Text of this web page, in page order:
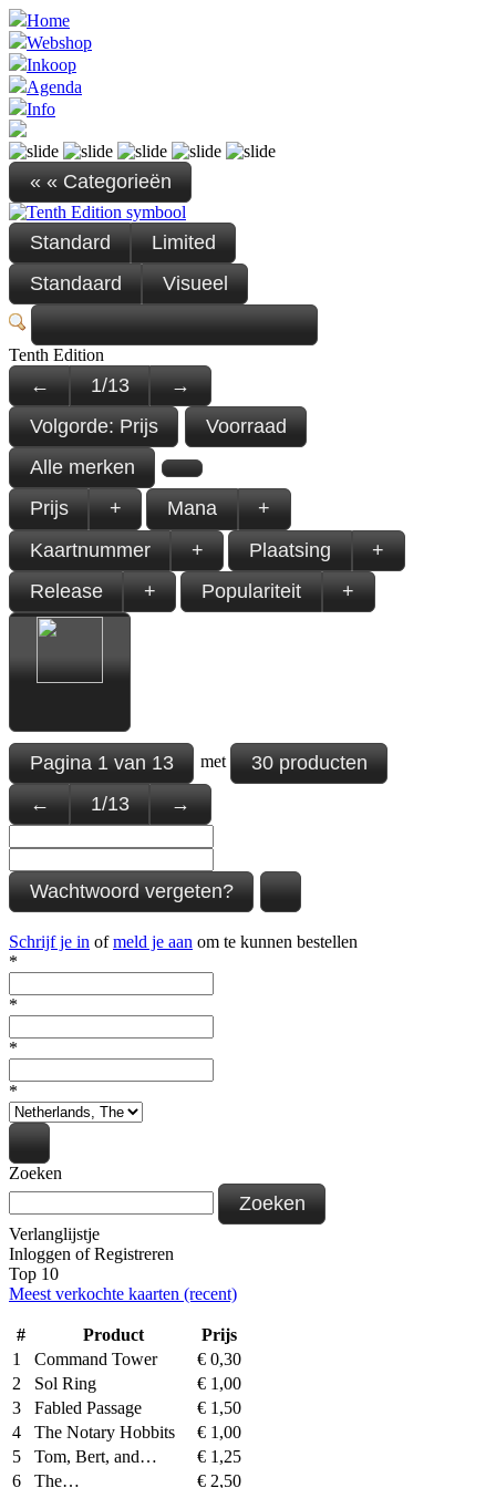
Home
Webshop
Inkoop
Agenda
Info
« « Categorieën
Standard
Limited
Standaard
Visueel
Tenth Edition
← 1/13
→
Volgorde: Prijs
Voorraad
Alle merken
Prijs
+ Mana
+
Kaartnummer
+ Plaatsing
+
Release
+ Populariteit +
Pagina1van13 met
30 producten
←
1/13 →
Wachtwoord vergeten?
Schrijf je in ofmeld je aan om te kunnen bestellen
*
*
*
*
Zoeken
Zoeken
Verlanglijstje
Inloggen ofRegistreren
Top 10
Meest verkochte kaarten (recent)
# Product
Prijs
1
Command Tower € 0,30
2
Sol Ring € 1,00
3
Fabled Passage € 1,50
4
The Notary Hobbits € 1,00
5
Tom, Bert, and… € 1,25
6
The… € 2,50